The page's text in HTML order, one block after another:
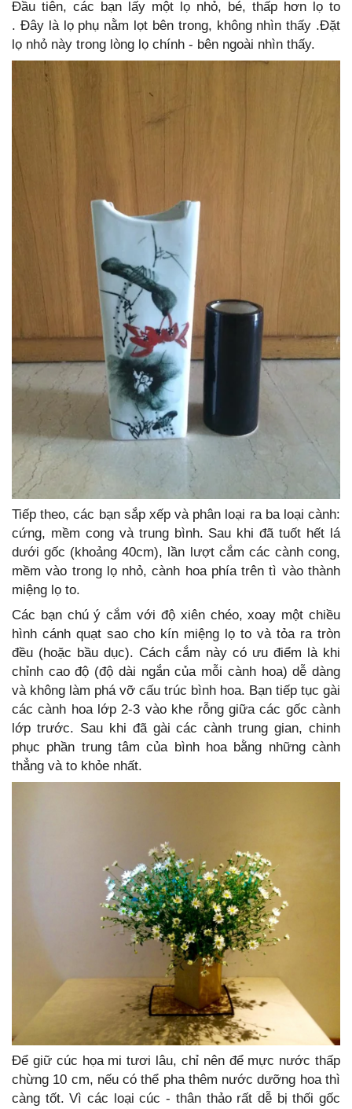
Đầu tiên, các bạn lấy một lọ nhỏ, bé, thấp hơn lọ to
. Đây là lọ phụ nằm lọt bên trong, không nhìn thấy .Đặt
lọ nhỏ này trong lòng lọ chính - bên ngoài nhìn thấy.
Tiếp theo, các bạn sắp xếp và phân loại ra ba loại cành:
cứng, mềm cong và trung bình. Sau khi đã tuốt hết lá
dưới gốc (khoảng 40cm), lần lượt cắm các cành cong,
mềm vào trong lọ nhỏ, cành hoa phía trên tì vào thành
miệng lọ to.
Các bạn chú ý cắm với độ xiên chéo, xoay một chiều
hình cánh quạt sao cho kín miệng lọ to và tỏa ra tròn
đều (hoặc bầu dục). Cách cắm này có ưu điểm là khi
chỉnh cao độ (độ dài ngắn của mỗi cành hoa) dễ dàng
và không làm phá vỡ cấu trúc bình hoa. Bạn tiếp tục gài
các cành hoa lớp 2-3 vào khe rỗng giữa các gốc cành
lớp trước. Sau khi đã gài các cành trung gian, chinh
phục phần trung tâm của bình hoa bằng những cành
thẳng và to khỏe nhất.
Để giữ cúc họa mi tươi lâu, chỉ nên để mực nước thấp
chừng 10 cm, nếu có thể pha thêm nước dưỡng hoa thì
càng tốt. Vì các loại cúc - thân thảo rất dễ bị thối gốc